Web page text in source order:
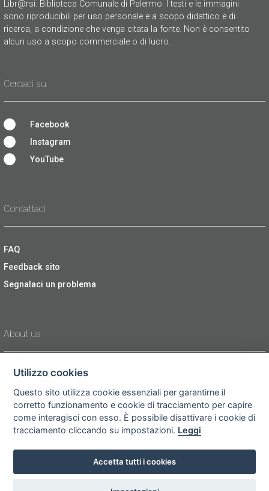
Libr@rsi: Biblioteca Comunale di Palermo. I testi e le immagini
sono riproducibili per uso personale e a scopo didattico e di
ricerca, a condizione che venga citata la fonte. Non è consentito
alcun uso a scopo commerciale o di lucro.
Cercaci su
Facebook
Instagram
YouTube
Contattaci
FAQ
Feedback sito
Segnalaci un problema
About us
Sitemap
Cookies
Area Operatori
Utilizzo cookies
Questo sito utilizza cookie essenziali per garantirne il
corretto funzionamento e cookie di tracciamento per capire
come interagisci con esso. È possibile disattivare i cookie di
tracciamento cliccando su impostazioni. Leggi
Accetta tutti i cookies